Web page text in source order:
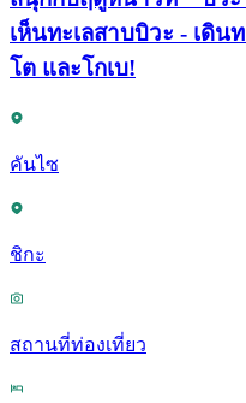
เห็นทะเลสาบบิวะ - เดิน
โต และโกเบ!
คันไซ
ชิกะ
สถานที่ท่องเที่ยว